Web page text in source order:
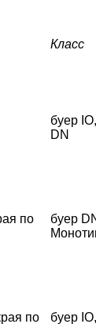
Класс
буер
DN
по
буер
по
буер